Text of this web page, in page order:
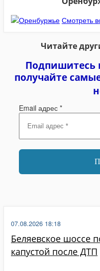
Смотреть
Читайте
Подпишитесь
получайте
Email адрес *
Беляевское шоссе
капустой после ДТП
07.08.2026 18:18